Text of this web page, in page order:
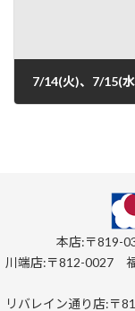
7/14(火)、7/15(
本店:〒819-
川端店:〒812-0027
リバレイン通り店:〒